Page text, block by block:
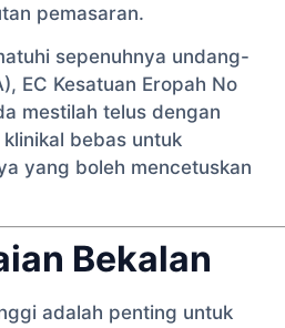
pemasaran.
sepenuhnya undang-
EC Kesatuan Eropah No
mestilah telus dengan
bebas untuk
yang boleh mencetuskan
Bekalan
adalah penting untuk